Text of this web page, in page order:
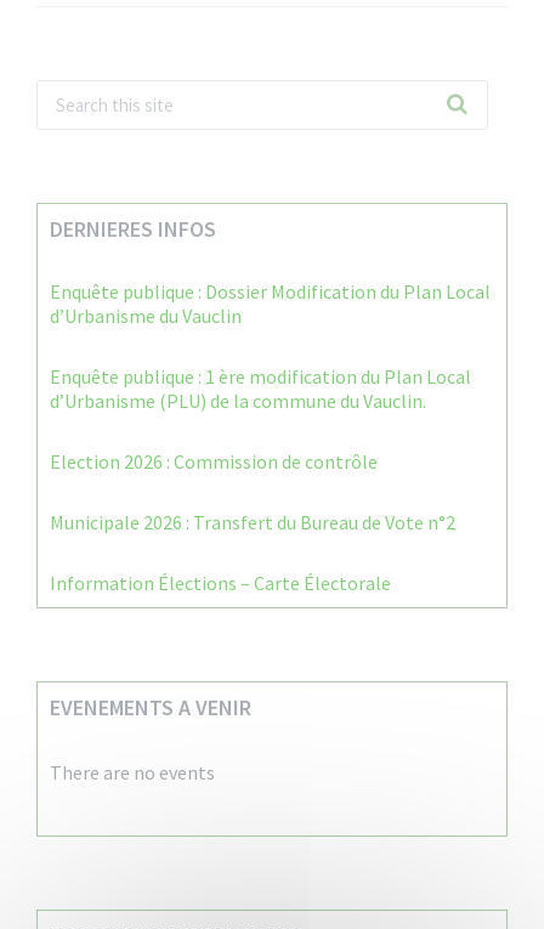
DERNIERES INFOS
Enquête publique : Dossier Modification du Plan Local
d’Urbanisme du Vauclin
Enquête publique : 1 ère modification du Plan Local
d’Urbanisme (PLU) de la commune du Vauclin.
Election 2026 : Commission de contrôle
Municipale 2026 : Transfert du Bureau de Vote n°2
Information Élections – Carte Électorale
EVENEMENTS A VENIR
There are no events